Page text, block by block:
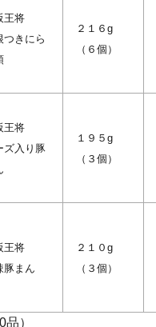
王将
つきにら
２１６g
（６個）
王将
ズ入り豚
１９５g
（３個）
王将
豚まん
２１０g
（３個）
）